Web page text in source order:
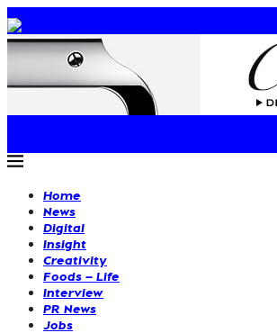
Home
News
Digital
Insight
Creativity
Foods – Life
Interview
PR News
Jobs